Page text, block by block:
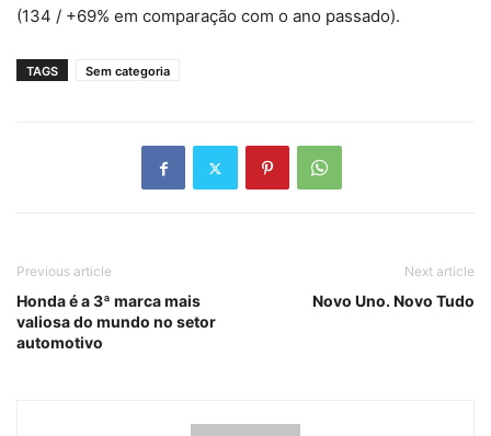
(134 / +69% em comparação com o ano passado).
TAGS Sem categoria
Previous article
Honda é a 3ª marca mais
valiosa do mundo no setor
automotivo
Next article
Novo Uno. Novo Tudo